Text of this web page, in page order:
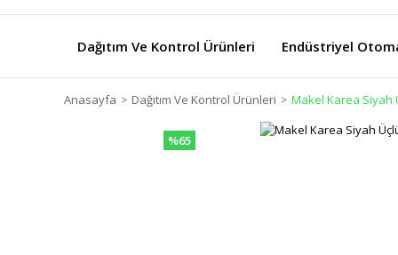
Dağıtım Ve Kontrol Ürünleri Endüstriyel
Anasayfa Dağıtım Ve Kontrol Ürünleri Makel Karea Siyah
%65